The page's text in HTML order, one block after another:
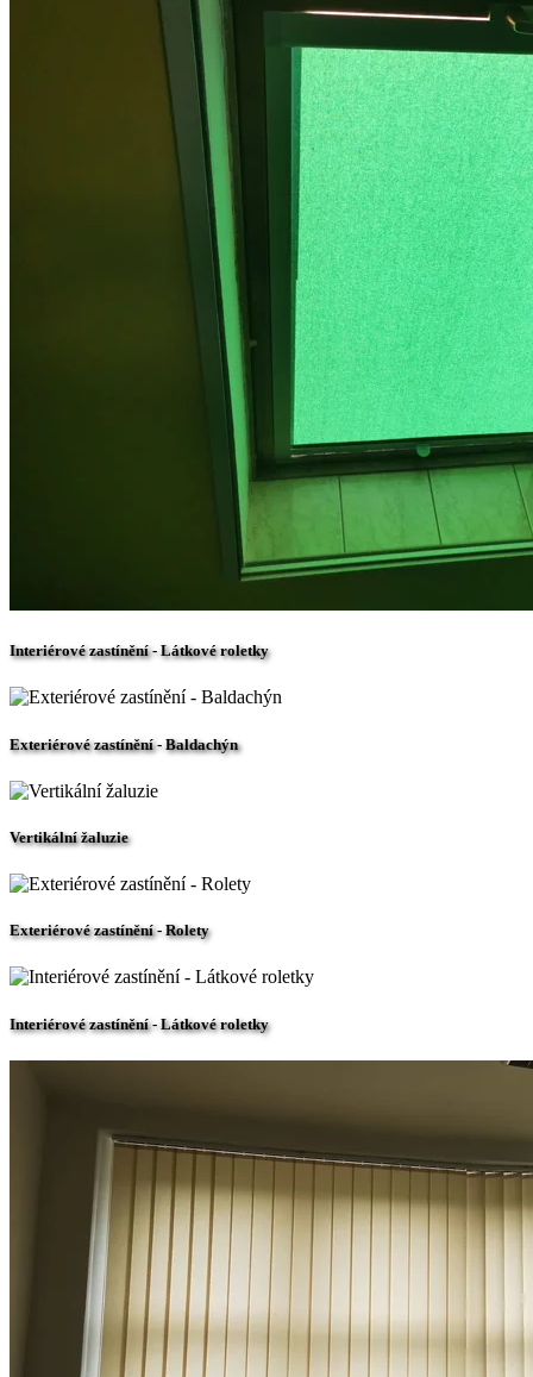
Interiérové zastínění - Látkové roletky
Exteriérové zastínění - Baldachýn
Vertikální žaluzie
Exteriérové zastínění - Rolety
Interiérové zastínění - Látkové roletky